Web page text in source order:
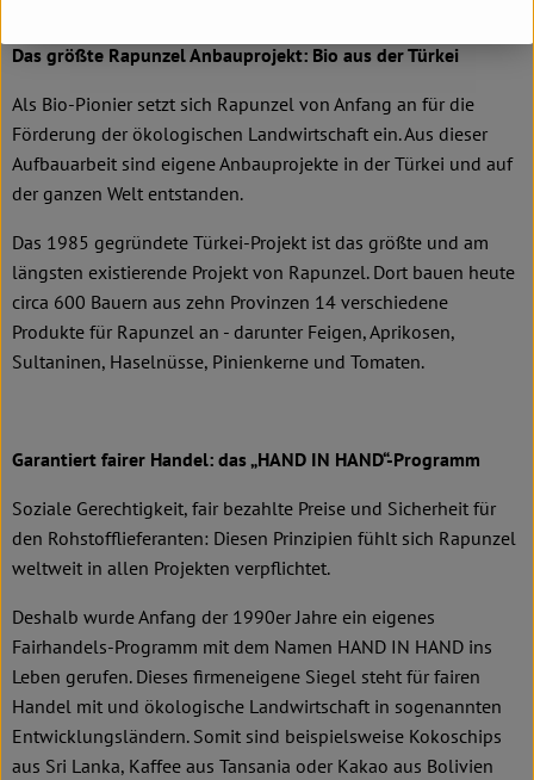
Das größte Rapunzel Anbauprojekt: Bio aus der Türkei
Als Bio-Pionier setzt sich Rapunzel von Anfang an für die
Förderung der ökologischen Landwirtschaft ein. Aus dieser
Aufbauarbeit sind eigene Anbauprojekte in der Türkei und auf
der ganzen Welt entstanden.
Das 1985 gegründete Türkei-Projekt ist das größte und am
längsten existierende Projekt von Rapunzel. Dort bauen heute
circa 600 Bauern aus zehn Provinzen 14 verschiedene
Produkte für Rapunzel an - darunter Feigen, Aprikosen,
Sultaninen, Haselnüsse, Pinienkerne und Tomaten.
Garantiert fairer Handel: das „HAND IN HAND“-Programm
Soziale Gerechtigkeit, fair bezahlte Preise und Sicherheit für
den Rohstofflieferanten: Diesen Prinzipien fühlt sich Rapunzel
weltweit in allen Projekten verpflichtet.
Deshalb wurde Anfang der 1990er Jahre ein eigenes
Fairhandels-Programm mit dem Namen HAND IN HAND ins
Leben gerufen. Dieses firmeneigene Siegel steht für fairen
Handel mit und ökologische Landwirtschaft in sogenannten
Entwicklungsländern. Somit sind beispielsweise Kokoschips
aus Sri Lanka, Kaffee aus Tansania oder Kakao aus Bolivien